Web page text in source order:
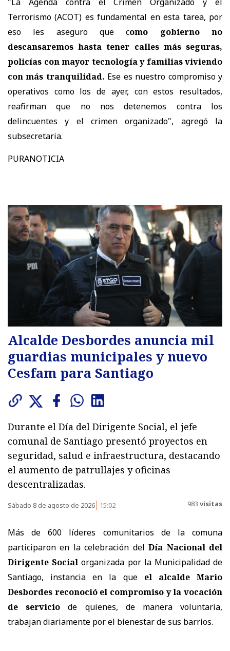
Terrorismo (ACOT) es fundamental en esta tarea, por
eso les aseguro que como gobierno no
descansaremos hasta tener calles más seguras,
policías con mayor tecnología y familias viviendo
con más tranquilidad. Ese es nuestro compromiso y
operativos como los de ayer, con estos resultados,
reafirman que no nos detenemos contra los
delincuentes y el crimen organizado", agregó la
subsecretaria.
PURANOTICIA
Alcalde Desbordes anuncia mil
guardias municipales y nuevo
Cesfam para Santiago
Durante el Día del Dirigente Social, el jefe
comunal de Santiago presentó proyectos en
seguridad, salud e infraestructura, destacando
el aumento de patrullajes y oficinas
descentralizadas.
Sábado 8 de agosto de 2026 15:02 983 visitas
Más de 600 líderes comunitarios de la comuna
participaron en la celebración delDía Nacional del
Dirigente Social organizada por la Municipalidad de
Santiago, instancia en la que el alcalde Mario
Desbordes reconoció el compromiso y la vocación
de servicio de quienes, de manera voluntaria,
trabajan diariamente por el bienestar de sus barrios.